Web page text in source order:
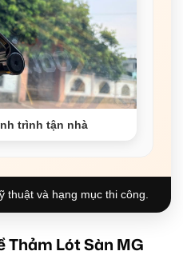
trình tận nhà
thuật và hạng mục thi công.
Thảm Lót Sàn MG